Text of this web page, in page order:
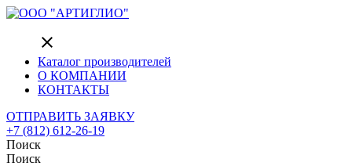
close
Каталог производителей
О КОМПАНИИ
КОНТАКТЫ
ОТПРАВИТЬ ЗАЯВКУ
+7 (812) 612-26-19
Поиск
Поиск